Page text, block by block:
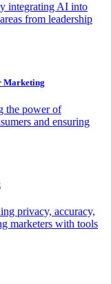
integrating AI into
from leadership
Marketing
the power of
and ensuring
privacy, accuracy,
marketers with tools